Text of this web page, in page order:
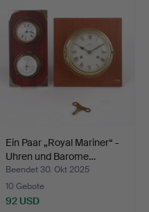
Ein Paar „Royal Mariner“ -
Uhren und Barome…
Beendet 30. Okt 2025
10 Gebote
92 USD